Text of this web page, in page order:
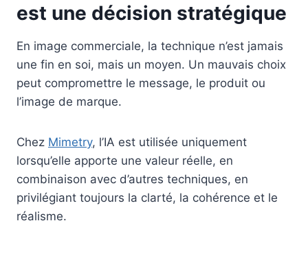
est une décision stratégique
En image commerciale, la technique n’est jamais
une fin en soi, mais un moyen. Un mauvais choix
peut compromettre le message, le produit ou
l’image de marque.
Chez Mimetry, l’IA est utilisée uniquement
lorsqu’elle apporte une valeur réelle, en
combinaison avec d’autres techniques, en
privilégiant toujours la clarté, la cohérence et le
réalisme.